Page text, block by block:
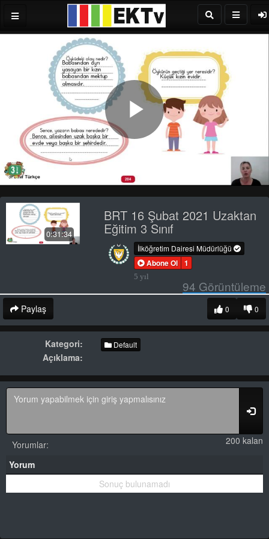
Play
Video
0:31:34
BRT 16 Şubat 2021 Uzaktan
Eğitim 3 Sınıf
İlköğretim Dairesi Müdürlüğü
Abone Ol 1
5 yıl
94 Görüntüleme
Paylaş 0
0
Kategori: Default
Açıklama:
200 kalan
Yorumlar:
Yorum
Sonuç bulunamadı